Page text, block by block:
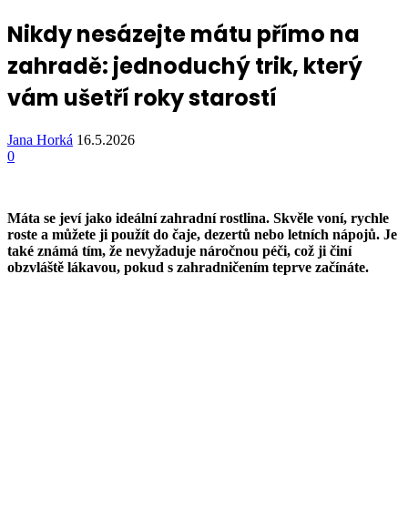
Nikdy nesázejte mátu přímo na
zahradě: jednoduchý trik, který
vám ušetří roky starostí
Jana Horká 16.5.2026
0
Máta se jeví jako ideální zahradní rostlina. Skvěle voní, rychle
roste a můžete ji použít do čaje, dezertů nebo letních nápojů. Je
také známá tím, že nevyžaduje náročnou péči, což ji činí
obzvláště lákavou, pokud s zahradničením teprve začínáte.